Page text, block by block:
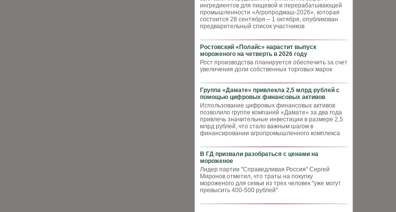
ингредиентов для пищевой и перерабатывающей
промышленности «Агропродмаш-2026», которая
состоится 28 сентября – 1 октября, опубликован
предварительный список участников
Ростовский «Полайс» нарастит выпуск
мороженого на четверть в 2026 году
Рост производства планируется обеспечить за счет
увеличения доли собственных торговых марок
Группа «Дамате» привлекла 2,5 млрд рублей с
помощью цифровых финансовых активов
Использование цифровых финансовых активов
позволило группе компаний «Дамате» за два года
привлечь значительные инвестиции в размере 2,5
млрд рублей, что стало важным шагом в
финансировании агропромышленного комплекса
В ГД призвали разобраться с ценами на
мороженое
Лидер партии "Справедливая Россия" Сергей
Миронов отметил, что траты на покупку
мороженого для семьи из трех человек "уже могут
превысить 400-500 рублей"